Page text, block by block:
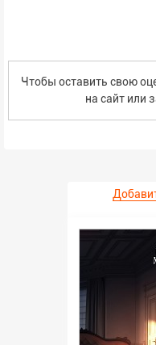
Чтобы оставить свою
на сайт или